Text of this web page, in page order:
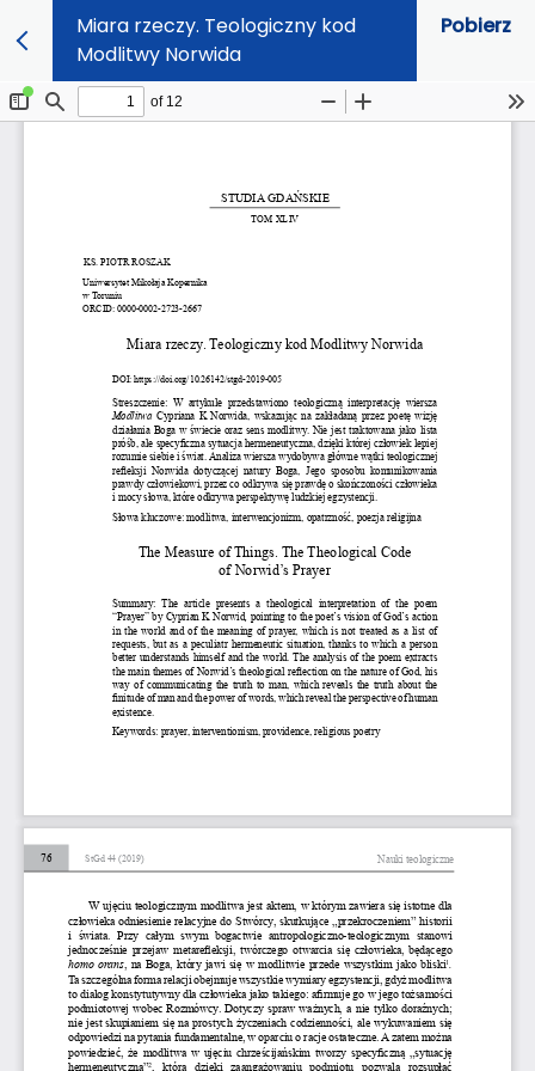
Miara rzeczy. Teologiczny kod
Modlitwy Norwida
Pobierz